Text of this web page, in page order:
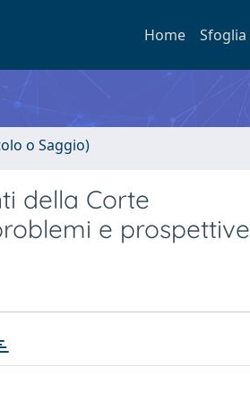
Home Sfoglia
o Saggio)
della Corte
e prospettive